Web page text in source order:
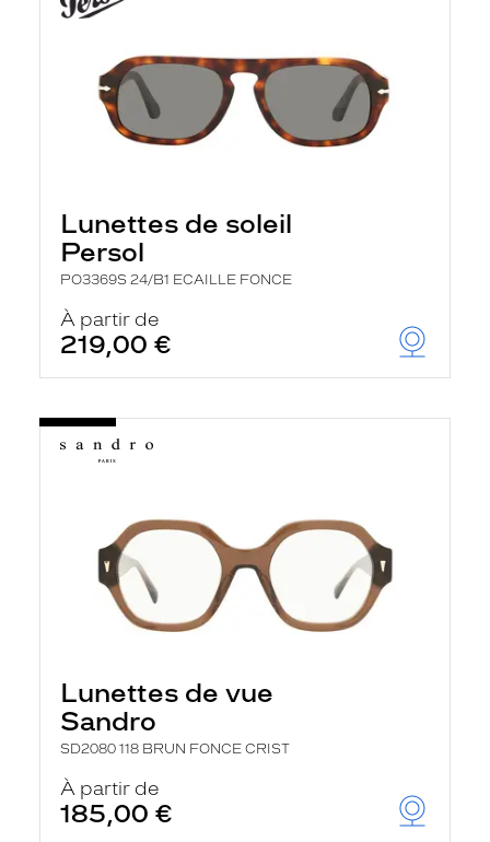
Lunettes de soleil
Persol
PO3369S 24/B1 ECAILLE FONCE
À partir de
219,00 €
Lunettes de vue
Sandro
SD2080 118 BRUN FONCE CRIST
À partir de
185,00 €